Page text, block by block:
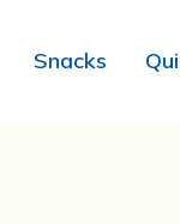
Snacks